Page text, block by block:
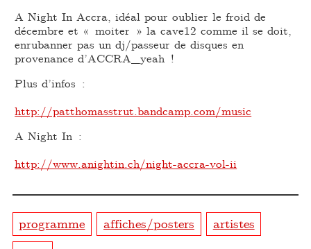
A Night In Accra, idéal pour oublier le froid de
décembre et « moiter » la cave12 comme il se doit,
enrubanner pas un dj/passeur de disques en
provenance d’ACCRA_yeah !
Plus d’infos :
http://patthomasstrut.bandcamp.com/music
A Night In :
http://www.anightin.ch/night-accra-vol-ii
programme affiches/posters
artistes